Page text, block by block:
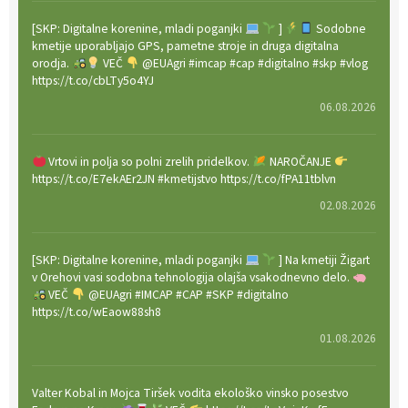
[SKP: Digitalne korenine, mladi poganjki ]
Sodobne
kmetije uporabljajo GPS, pametne stroje in druga digitalna
orodja.
VEČ
@EUAgri #imcap #cap #digitalno #skp #vlog
https://t.co/cbLTy5o4YJ
06.08.2026
Vrtovi in polja so polni zrelih pridelkov.
NAROČANJE
https://t.co/E7ekAEr2JN #kmetijstvo https://t.co/fPA11tblvn
02.08.2026
[SKP: Digitalne korenine, mladi poganjki
] Na kmetiji Žigart
v Orehovi vasi sodobna tehnologija olajša vsakodnevno delo.
VEČ
@EUAgri #IMCAP #CAP #SKP #digitalno
https://t.co/wEaow88sh8
01.08.2026
Valter Kobal in Mojca Tiršek vodita ekološko vinsko posestvo